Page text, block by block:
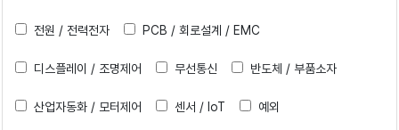
전원 / 전력전자 PCB / 회로설계 / EMC
디스플레이 / 조명제어 무선통신 반도체 / 부품소자
산업자동화 / 모터제어 센서 / IoT 예외